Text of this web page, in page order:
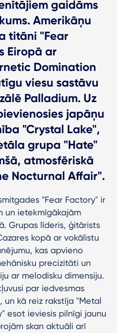
gaidāms
Amerikāņu
titāni "Fear
Eiropā ar
Domination
viesu sastāvu
Palladium. Uz
japāņu
"Crystal Lake",
grupa "Hate"
atmosfēriskā
Nocturnal Affair".
"Fear Factory" ir
un ietekmīgākajām
Grupas līderis, ģitārists
kopā ar vokālistu
kas apvieno
precizitāti un
ar melodisku dimensiju.
par iedvesmas
kā reiz rakstīja "Metal
esot ieviesis pilnīgi jaunu
skan aktuāli arī